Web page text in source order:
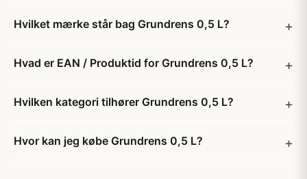
Hvilket mærke står bag Grundrens 0,5 L?
Hvad er EAN / Produktid for Grundrens 0,5 L?
Hvilken kategori tilhører Grundrens 0,5 L?
Hvor kan jeg købe Grundrens 0,5 L?